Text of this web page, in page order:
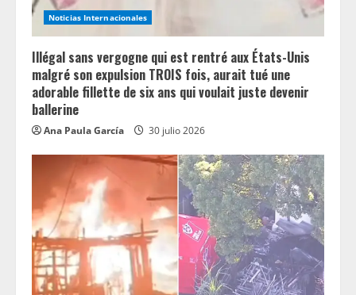
n
g
Noticias Internacionales
Illégal sans vergogne qui est rentré aux États-Unis
malgré son expulsion TROIS fois, aurait tué une
adorable fillette de six ans qui voulait juste devenir
ballerine
Ana Paula García 30 julio 2026